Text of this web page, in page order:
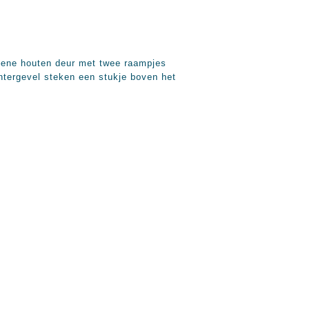
houten deur met twee raampjes
steken een stukje boven het